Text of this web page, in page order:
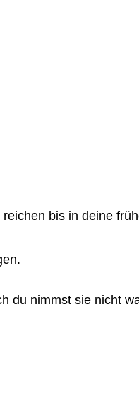
bis in deine
du nimmst sie nicht